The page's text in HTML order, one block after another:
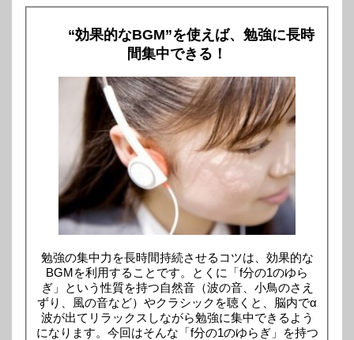
“効果的なBGM”を使えば、勉強に長時
間集中できる！
勉強の集中力を長時間持続させるコツは、効果的な
BGMを利用することです。とくに「f分の1のゆら
ぎ」という性質を持つ自然音（波の音、小鳥のさえ
ずり、風の音など）やクラシックを聴くと、脳内でα
波が出てリラックスしながら勉強に集中できるよう
になります。今回はそんな「f分の1のゆらぎ」を持つ